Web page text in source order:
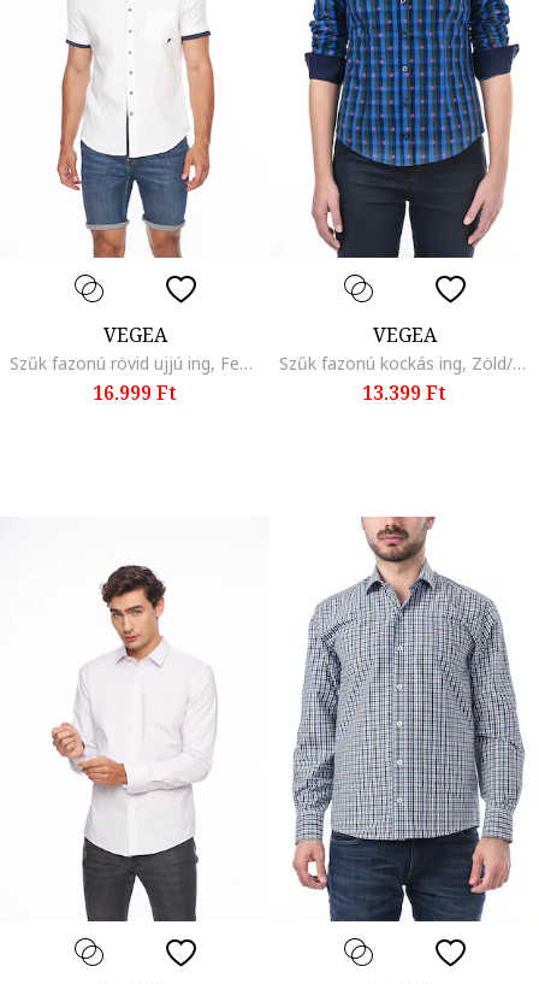
VEGEA
Szűk fazonú rövid ujjú ing, Fehér
16.999 Ft
VEGEA
Szűk fazonú kockás ing, Zöld/Kék
13.399 Ft